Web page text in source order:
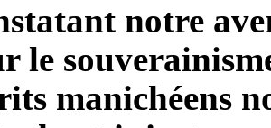
notre
le
manichéens